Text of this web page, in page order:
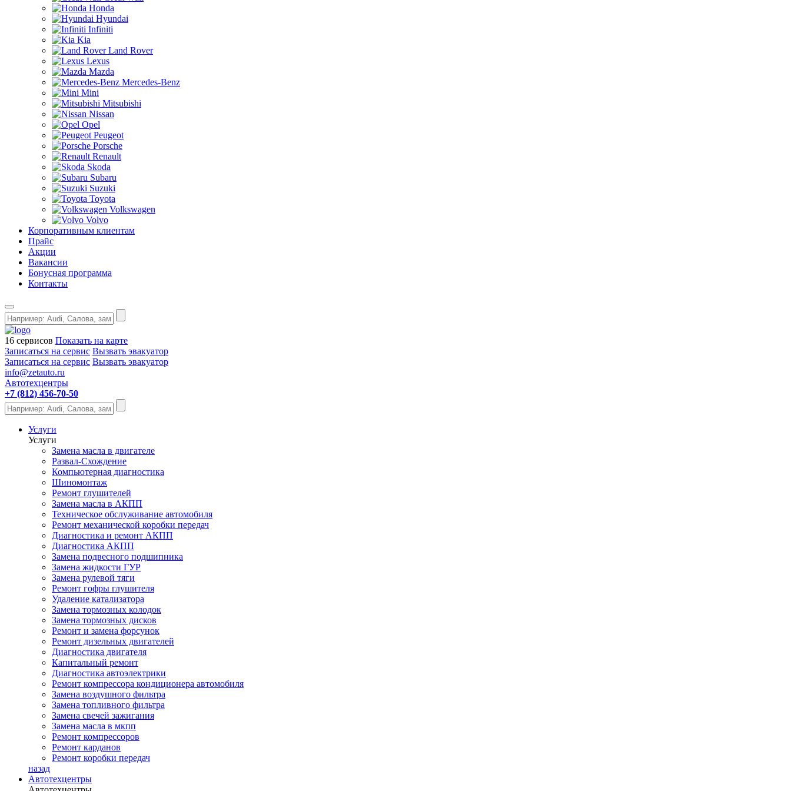
Honda
Hyundai
Infiniti
Kia
Land Rover
Lexus
Mazda
Mercedes-Benz
Mini
Mitsubishi
Nissan
Opel
Peugeot
Porsche
Renault
Skoda
Subaru
Suzuki
Toyota
Volkswagen
Volvo
Корпоративным клиентам
Прайс
Акции
Вакансии
Бонусная программа
Контакты
16 сервисов Показать на карте
Записаться на сервис Вызвать эвакуатор
Записаться на сервис Вызвать эвакуатор
info@zetauto.ru
Автотехцентры
+7 (812) 456-70-50
Услуги
Услуги
Замена масла в двигателе
Развал-Схождение
Компьютерная диагностика
Шиномонтаж
Ремонт глушителей
Замена масла в АКПП
Техническое обслуживание автомобиля
Ремонт механической коробки передач
Диагностика и ремонт АКПП
Диагностика АКПП
Замена подвесного подшипника
Замена жидкости ГУР
Замена рулевой тяги
Ремонт гофры глушителя
Удаление катализатора
Замена тормозных колодок
Замена тормозных дисков
Ремонт и замена форсунок
Ремонт дизельных двигателей
Диагностика двигателя
Капитальный ремонт
Диагностика автоэлектрики
Ремонт компрессора кондиционера автомобиля
Замена воздушного фильтра
Замена топливного фильтра
Замена свечей зажигания
Замена масла в мкпп
Ремонт компрессоров
Ремонт карданов
Ремонт коробки передач
назад
Автотехцентры